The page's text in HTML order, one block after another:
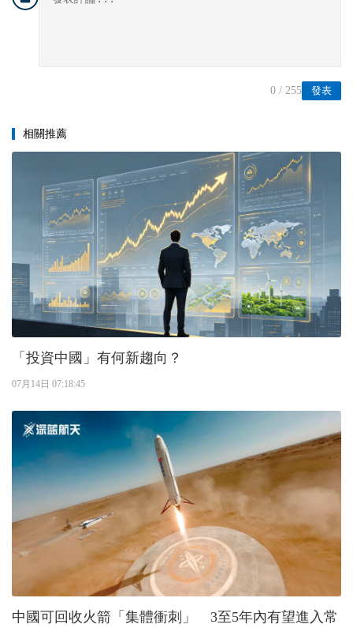
發表
0 / 255
相關推薦
「投資中國」有何新趨向？
07月14日 07:18:45
中國可回收火箭「集體衝刺」 3至5年內有望進入常